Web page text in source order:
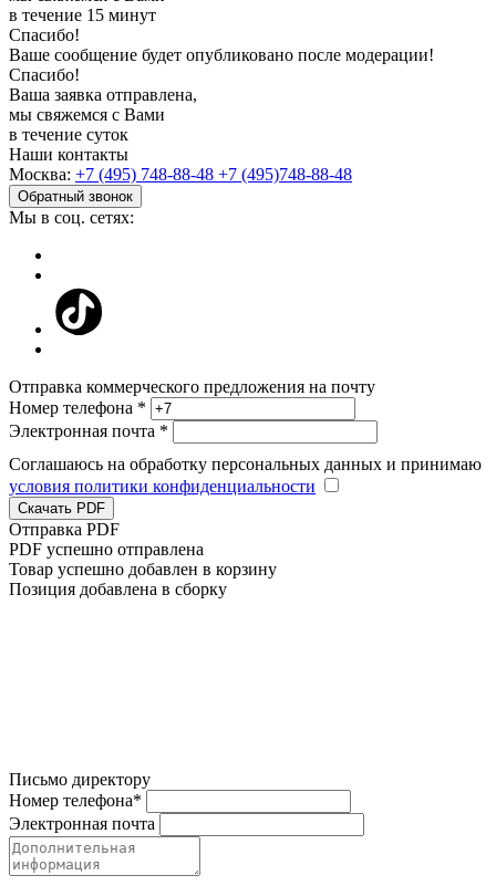
в течение 15 минут
Спасибо!
Ваше сообщение будет опубликовано после модерации!
Спасибо!
Ваша заявка отправлена,
мы свяжемся с Вами
в течение суток
Наши контакты
Москва: +7 (495) 748-88-48 +7 (495)748-88-48
Обратный звонок
Мы в соц. сетях:
Отправка коммерческого предложения на почту
Номер телефона *
Электронная почта *
Соглашаюсь на обработку персональных данных и принимаю
условия политики конфиденциальности
Скачать PDF
Отправка PDF
PDF успешно отправлена
Товар успешно добавлен в корзину
Позиция добавлена в сборку
Письмо директору
Номер телефона*
Электронная почта